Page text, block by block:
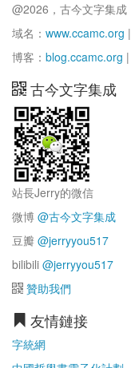
@2026，古今文字集成
域名： www.ccamc.org |
博客： blog.ccamc.org |
古今文字集成
站長Jerry的微信
微博 @古今文字集成
豆瓣 @jerryyou517
bilibili @jerryyou517
贊助我們
友情鏈接
字統網